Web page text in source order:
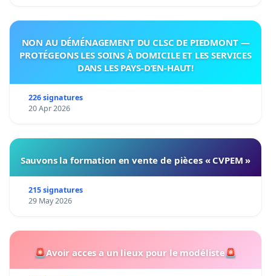
NON AU DÉMÉNAGEMENT DU CLSC DE PIEDMONT —
PROTÉGEONS LES SOINS À DOMICILE ET LES SERVICES
DANS LES PAYS-D’EN-HAUT!
226 signatures
20 Apr 2026
Sauvons la formation en vente de pièces « CVPEM »
215 signatures
29 May 2026
🚨Avoir acces a un lieux pour le modéliste🚨